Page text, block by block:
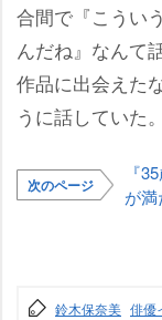
合間で『こうい
んだね』なんて
作品に出会えた
うに話していた。
次のページ
『
が満
鈴木保奈美 俳優